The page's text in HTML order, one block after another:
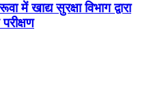
में खाद्य सुरक्षा विभाग द्वारा